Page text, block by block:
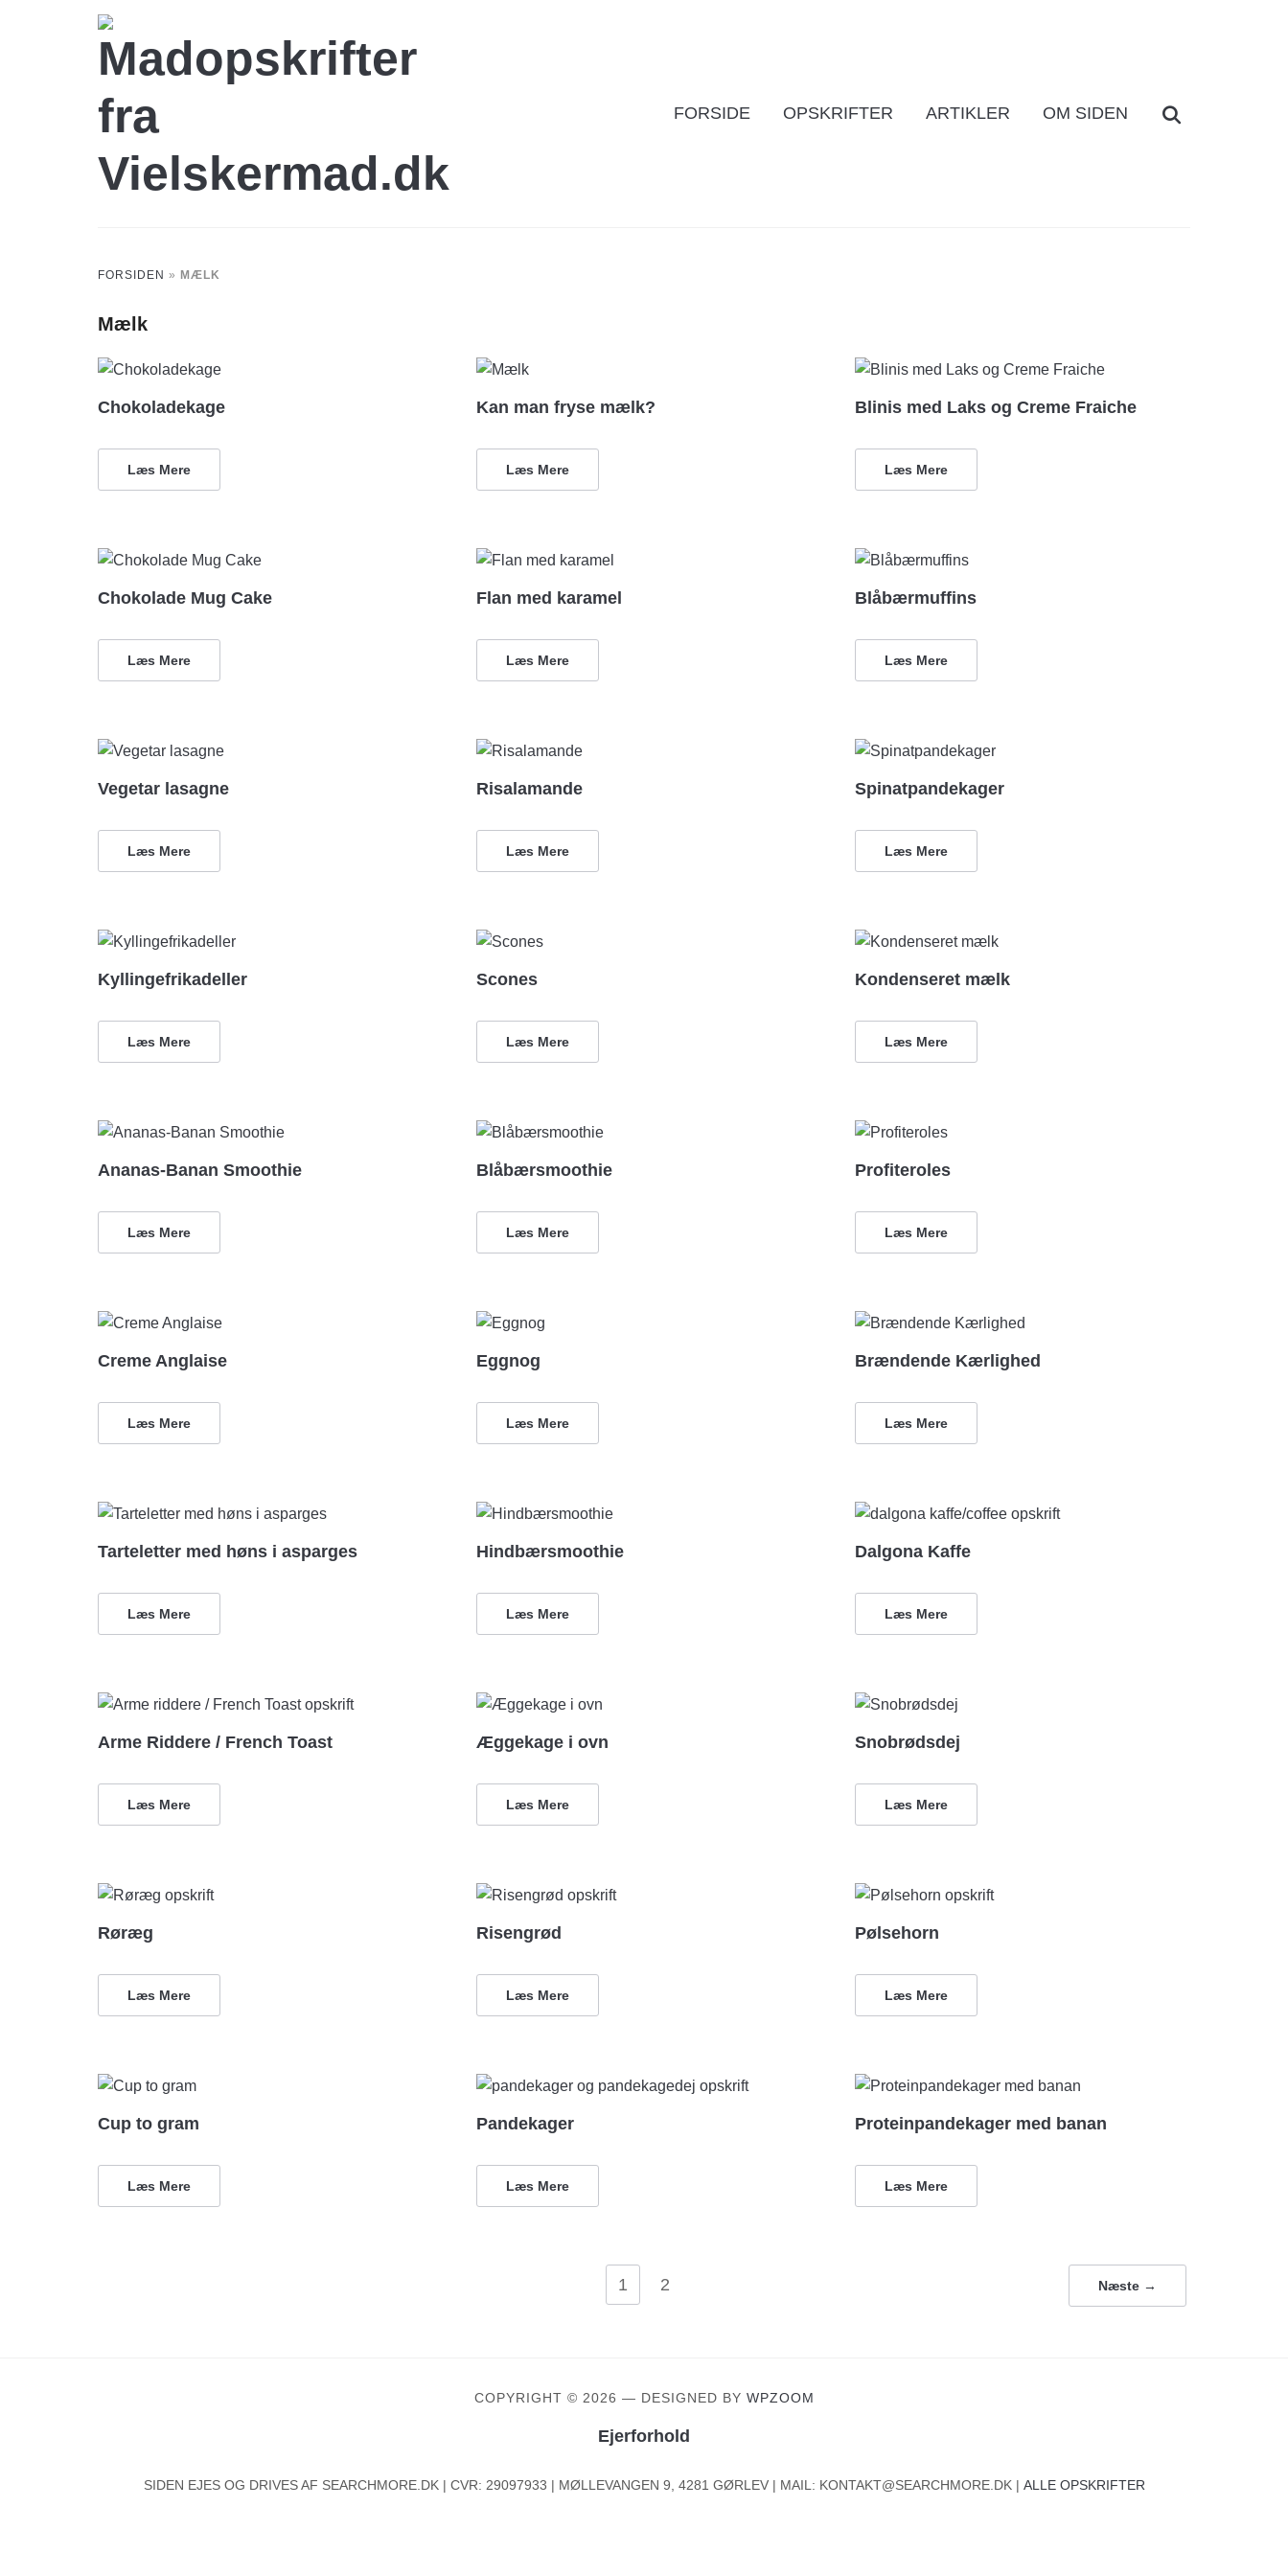
FORSIDE OPSKRIFTER ARTIKLER OM SIDEN
Search
FORSIDEN » MÆLK
Mælk
Chokoladekage
Læs Mere
Kan man fryse mælk?
Læs Mere
Blinis med Laks og Creme Fraiche
Læs Mere
Chokolade Mug Cake
Læs Mere
Flan med karamel
Læs Mere
Blåbærmuffins
Læs Mere
Vegetar lasagne
Læs Mere
Risalamande
Læs Mere
Spinatpandekager
Læs Mere
Kyllingefrikadeller
Læs Mere
Scones
Læs Mere
Kondenseret mælk
Læs Mere
Ananas-Banan Smoothie
Læs Mere
Blåbærsmoothie
Læs Mere
Profiteroles
Læs Mere
Creme Anglaise
Læs Mere
Eggnog
Læs Mere
Brændende Kærlighed
Læs Mere
Tarteletter med høns i asparges
Læs Mere
Hindbærsmoothie
Læs Mere
Dalgona Kaffe
Læs Mere
Arme Riddere / French Toast
Læs Mere
Æggekage i ovn
Læs Mere
Snobrødsdej
Læs Mere
Røræg
Læs Mere
Risengrød
Læs Mere
Pølsehorn
Læs Mere
Cup to gram
Læs Mere
Pandekager
Læs Mere
Proteinpandekager med banan
Læs Mere
1 2 Næste →
COPYRIGHT © 2026 — DESIGNED BY WPZOOM
Ejerforhold
SIDEN EJES OG DRIVES AF SEARCHMORE.DK | CVR: 29097933 | MØLLEVANGEN 9, 4281 GØRLEV | MAIL: KONTAKT@SEARCHMORE.DK | ALLE OPSKRIFTER